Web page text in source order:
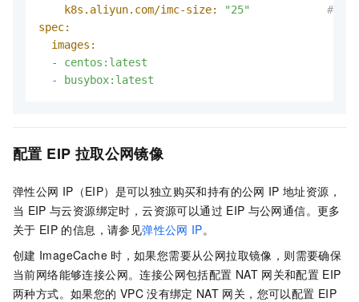
k8s.aliyun.com/imc-size:
"25"
# 设
spec:
images:
-
centos:latest
-
busybox:latest
配置 EIP 拉取公网镜像
弹性公网 IP（EIP）是可以独立购买和持有的公网 IP 地址资源，
当 EIP 与云资源绑定时，云资源可以通过 EIP 与公网通信。更多
关于 EIP 的信息，请参见弹性公网 IP。
创建 ImageCache 时，如果您需要从公网拉取镜像，则需要确保
当前网络能够连接公网。连接公网包括配置 NAT 网关和配置 EIP
两种方式。如果您的 VPC 没有绑定 NAT 网关，您可以配置 EIP